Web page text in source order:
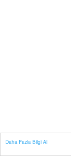
Daha Fazla Bilgi Al